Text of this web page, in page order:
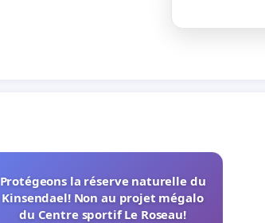
Protégeons la réserve naturelle du
Kinsendael! Non au projet mégalo
du Centre sportif Le Roseau!